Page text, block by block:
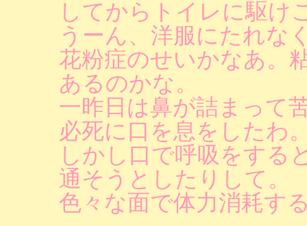
してからトイレに駆
うーん、洋服にたれな
花粉症のせいかなあ。
あるのかな。
一昨日は鼻が詰まって
必死に口を息をしたわ
しかし口で呼吸をする
通そうとしたりして。
色々な面で体力消耗す